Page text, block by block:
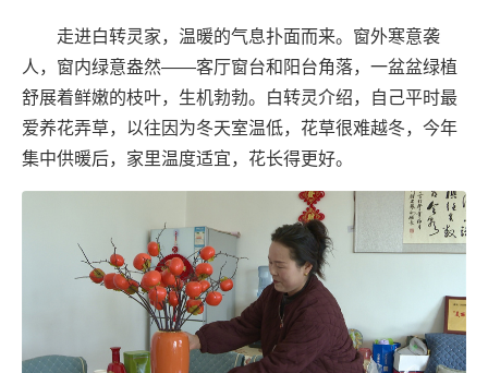
走进白转灵家，温暖的气息扑面而来。窗外寒意袭
人，窗内绿意盎然——客厅窗台和阳台角落，一盆盆绿植
舒展着鲜嫩的枝叶，生机勃勃。白转灵介绍，自己平时最
爱养花弄草，以往因为冬天室温低，花草很难越冬，今年
集中供暖后，家里温度适宜，花长得更好。